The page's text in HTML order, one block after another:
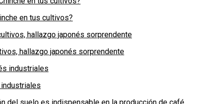
en tus cultivos?
hallazgo japonés sorprendente